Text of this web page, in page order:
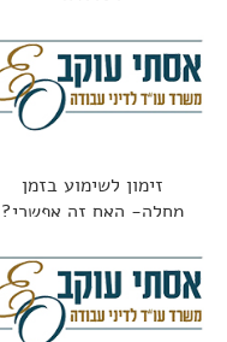
זימון לשימוע בזמן
מחלה- האם זה אפשרי?